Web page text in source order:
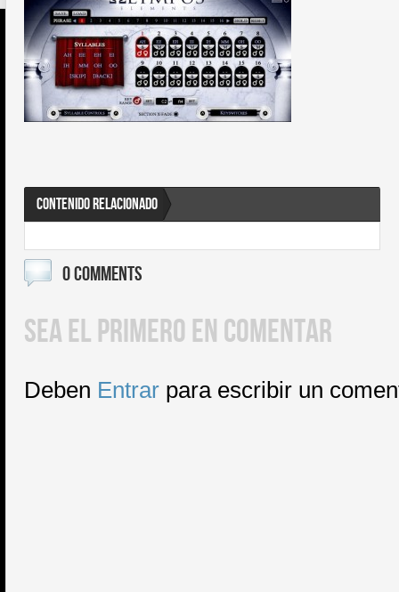
CONTENIDO RELACIONADO
0 COMMENTS
SEA EL PRIMERO EN COMENTAR
Deben Entrar para escribir un